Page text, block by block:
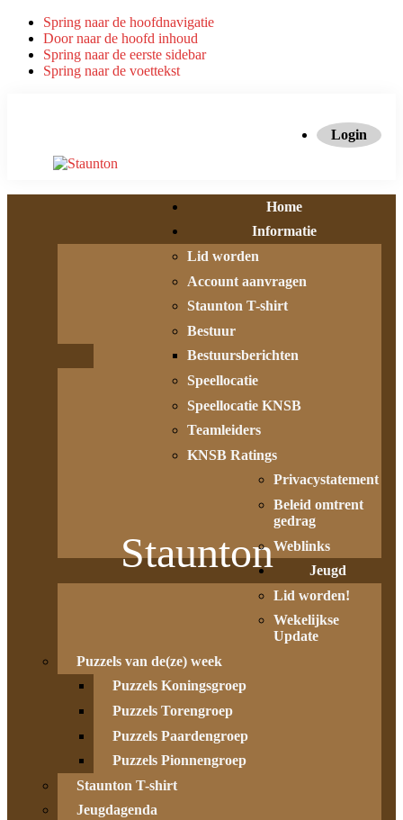
Spring naar de hoofdnavigatie
Door naar de hoofd inhoud
Spring naar de eerste sidebar
Spring naar de voettekst
Login
Staunton
Home
Informatie
Lid worden
Account aanvragen
Staunton T-shirt
Bestuur
Bestuursberichten
Speellocatie
Speellocatie KNSB
Teamleiders
KNSB Ratings
Privacystatement
Beleid omtrent
gedrag
Weblinks
Jeugd
Lid worden!
Wekelijkse
Update
Puzzels van de(ze) week
Puzzels Koningsgroep
Puzzels Torengroep
Puzzels Paardengroep
Puzzels Pionnengroep
Staunton T-shirt
Jeugdagenda